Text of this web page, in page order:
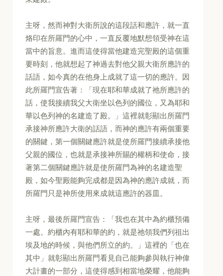
主呀，然而神對大衛所說的這段話和應許，就一直
烙印在所羅門的心中，一直反覆地默想領受神在這
當中的旨意。進而這使得當他建造完聖殿的這個重
要時刻，他就想起了神過去對他父親大衛所應許的
話語，如今真的在他身上成就了這一切的應許。因
此所羅門宣告著：「現在耶和華成就了祂所應許的
話，使我接續我父大衛坐以色列的國位，又為耶和
華以色列神的名建造了殿。」這裡就彰顯出所羅門
承接神所應許大衛的話語，而神的應許有兩個重要
的關鍵，第一個關鍵應許就是使所羅門接續承接他
父親的國位，也就是承接神所賜的權柄和使命，接
著第二個關鍵應許就是使所羅門為神的名建造聖
殿，如今聖殿能夠完成都是因為神的應許成就，而
所羅門只是神所使用來成就這應許的器皿。
主呀，最後所羅門宣告：「我也在其中為約櫃預備
一處。約櫃內有耶和華的約，就是祂領我們列祖出
埃及地的時候，與他們所立的約。」這裡的「也在
其中」就彰顯出所羅門看見自己能夠參與執行神偉
大計畫的一部分，這使得感到相當地榮耀，他能夠